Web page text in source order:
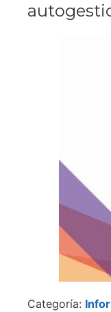
Categoría: